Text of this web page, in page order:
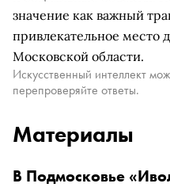
значение как важный
привлекательное место
Московской области.
Искусственный интеллект
перепроверяйте ответы.
Материалы
В Подмосковье